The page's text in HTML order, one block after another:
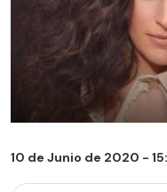
10 de Junio de 2020 -